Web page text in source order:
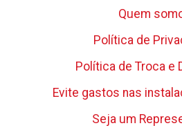
Quem
Política de
Política de Troca e
Evite gastos nas
Seja um